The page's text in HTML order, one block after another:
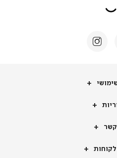
מידע
קטגוריות
צור
קשר
מועדון
לקוחות